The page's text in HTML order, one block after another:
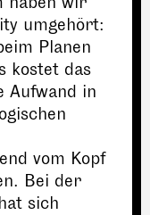
umgehört:
Planen
kostet das
Aufwand in
vom Kopf
Bei der
sich